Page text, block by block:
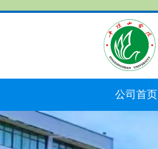
公司首页